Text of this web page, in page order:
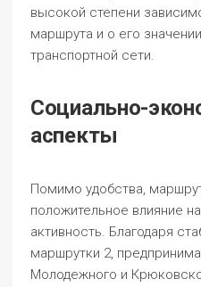
высокой степени
маршрута и о его
транспортной сети.
Социально-
аспекты
Помимо удобства,
положительное влияние
активность. Благодаря
маршрутки 2,
Молодежного и